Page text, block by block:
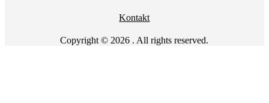
Kontakt
Copyright © 2026 . All rights reserved.